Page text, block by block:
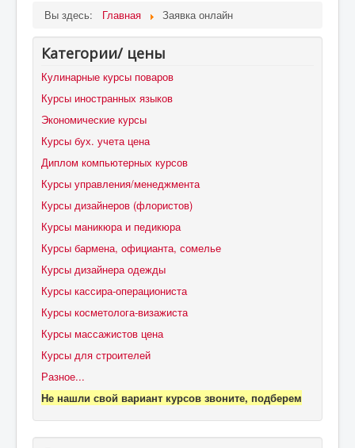
Вы здесь: Главная Заявка онлайн
Категории/ цены
Кулинарные курсы поваров
Курсы иностранных языков
Экономические курсы
Курсы бух. учета цена
Диплом компьютерных курсов
Курсы управления/менеджмента
Курсы дизайнеров (флористов)
Курсы маникюра и педикюра
Курсы бармена, официанта, сомелье
Курсы дизайнера одежды
Курсы кассира-операциониста
Курсы косметолога-визажиста
Курсы массажистов цена
Курсы для строителей
Разное...
Не нашли свой вариант курсов звоните, подберем